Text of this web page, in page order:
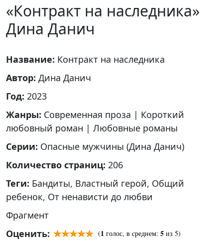
«Контракт на наследника»
Дина Данич
Название: Контракт на наследника
Автор: Дина Данич
Год: 2023
Жанры: Современная проза | Короткий
любовный роман | Любовные романы
Серии: Опасные мужчины (Дина Данич)
Количество страниц: 206
Теги: Бандиты, Властный герой, Общий
ребенок, От ненависти до любви
Фрагмент
Оценить:
(1 голос, в среднем: 5 из 5)